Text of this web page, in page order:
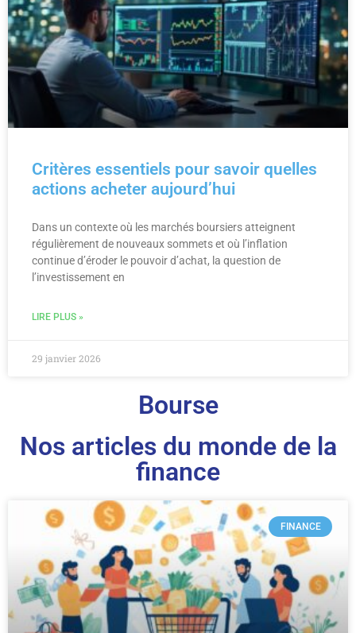
Critères essentiels pour savoir quelles
actions acheter aujourd’hui
Dans un contexte où les marchés boursiers atteignent
régulièrement de nouveaux sommets et où l’inflation
continue d’éroder le pouvoir d’achat, la question de
l’investissement en
LIRE PLUS »
29 janvier 2026
Bourse
Nos articles du monde de la
finance
FINANCE